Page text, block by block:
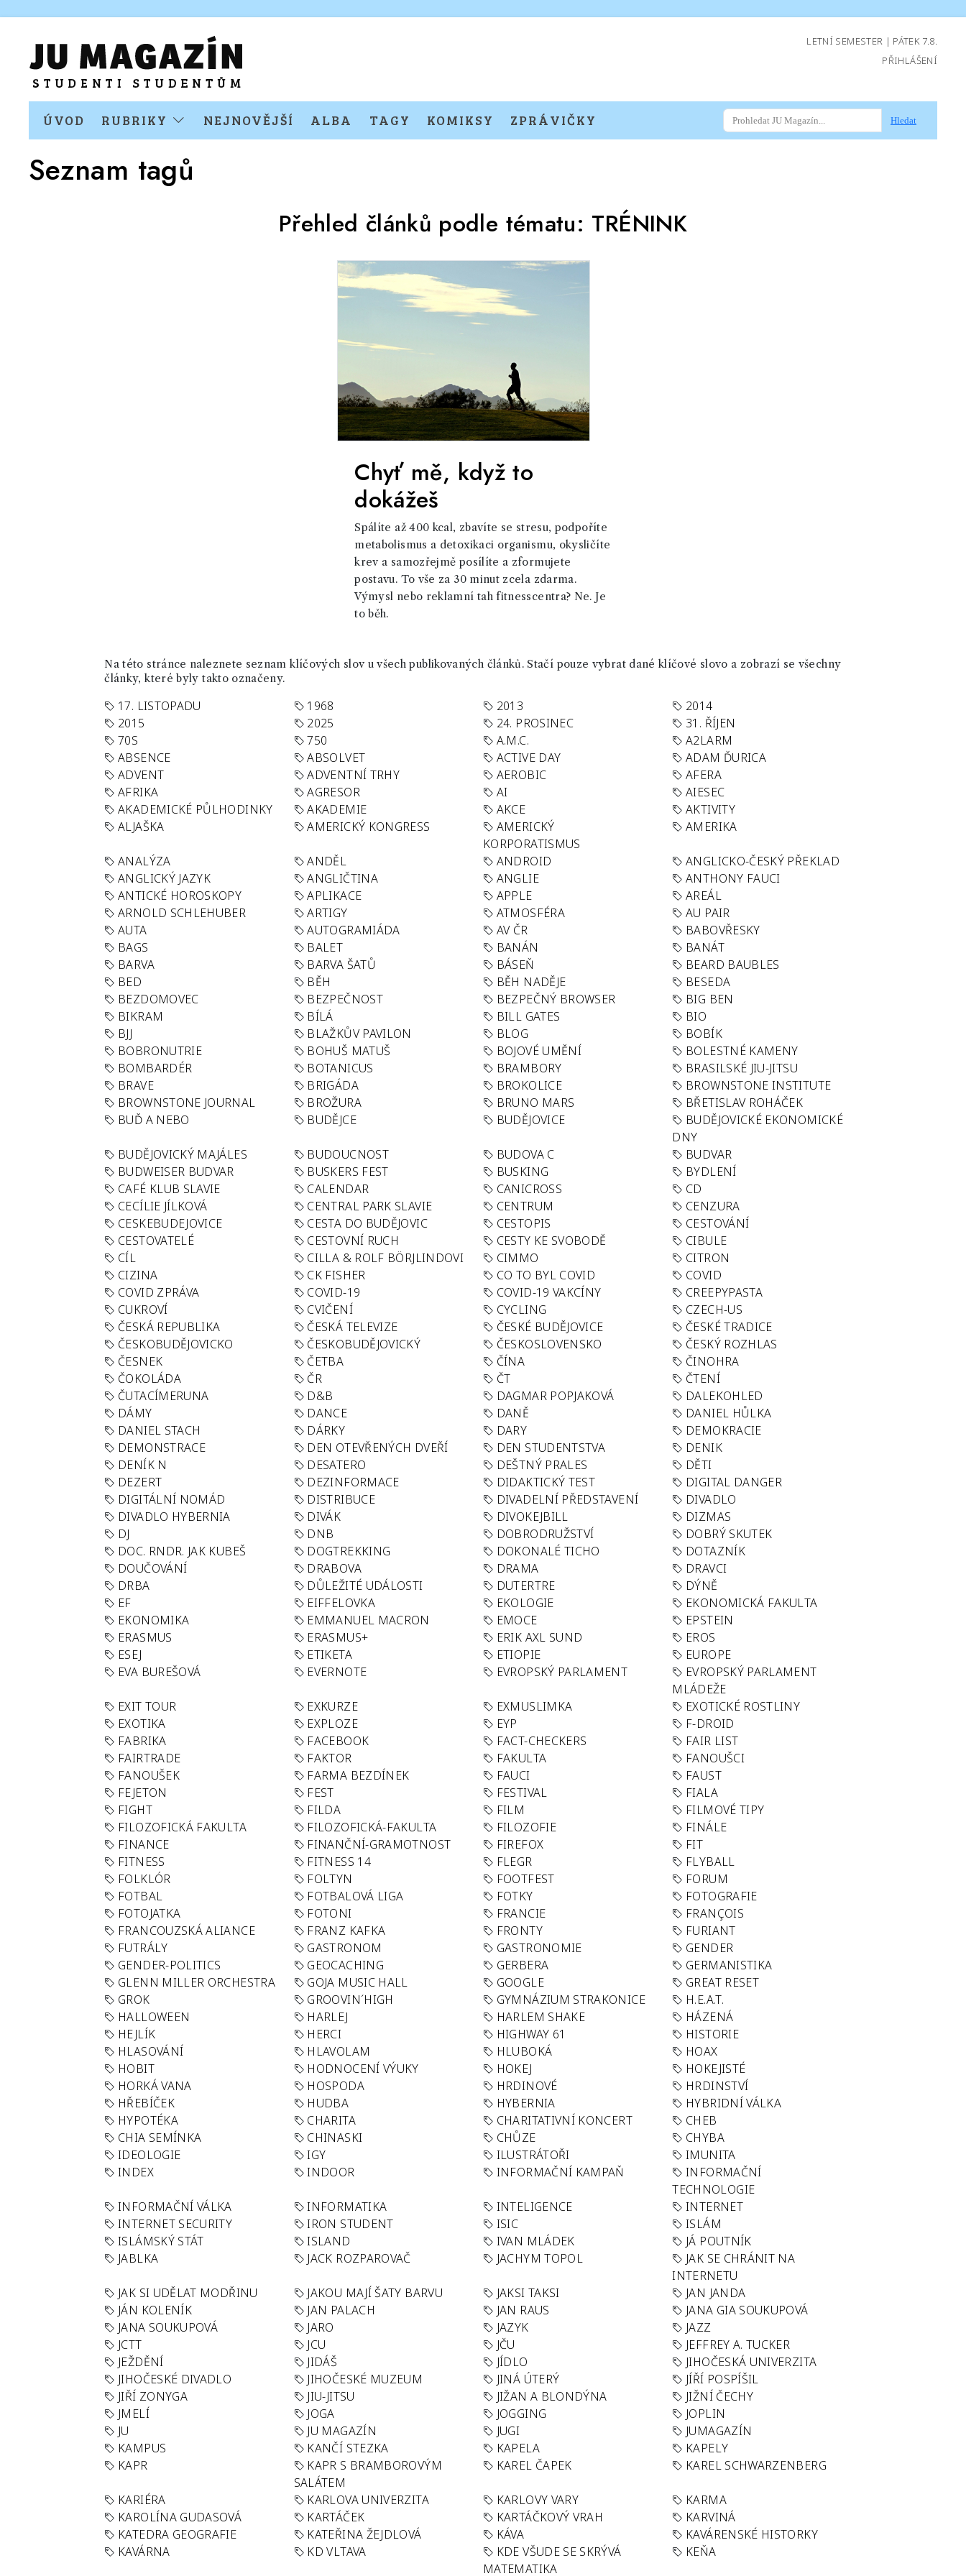
LETNÍ SEMESTER | PÁTEK 7.8.
PŘIHLÁŠENÍ
ÚVOD RUBRIKY NEJNOVĚJŠÍ ALBA TAGY KOMIKSY ZPRÁVIČKY Hledat
Seznam tagů
Přehled článků podle tématu: TRÉNINK
Chyť mě, když to
dokážeš
Spálíte až 400 kcal, zbavíte se stresu, podpoříte
metabolismus a detoxikaci organismu, okysličíte
krev a samozřejmě posílíte a zformujete
postavu. To vše za 30 minut zcela zdarma.
Výmysl nebo reklamní tah fitnesscentra? Ne. Je
to běh.
Na této stránce naleznete seznam klíčových slov u všech publikovaných článků. Stačí pouze vybrat dané klíčové slovo a zobrazí se všechny
články, které byly takto označeny.
17. LISTOPADU 1968 2013
2014
2015
2025 24. PROSINEC
31. ŘÍJEN
70S
750 A.M.C.
A2LARM
ABSENCE
ABSOLVET ACTIVE DAY
ADAM ĎURICA
ADVENT
ADVENTNÍ TRHY AEROBIC
AFERA
AFRIKA
AGRESOR AI
AIESEC
AKADEMICKÉ PŮLHODINKY
AKADEMIE AKCE
AKTIVITY
ALJAŠKA
AMERICKÝ KONGRESS
AMERICKÝ
KORPORATISMUS
AMERIKA
ANALÝZA ANDĚL ANDROID
ANGLICKO-ČESKÝ PŘEKLAD
ANGLICKÝ JAZYK
ANGLIČTINA ANGLIE
ANTHONY FAUCI
ANTICKÉ HOROSKOPY
APLIKACE APPLE
AREÁL
ARNOLD SCHLEHUBER
ARTIGY ATMOSFÉRA
AU PAIR
AUTA
AUTOGRAMIÁDA AV ČR
BABOVŘESKY
BAGS
BALET BANÁN
BANÁT
BARVA
BARVA ŠATŮ BÁSEŇ
BEARD BAUBLES
BED
BĚH BĚH NADĚJE
BESEDA
BEZDOMOVEC
BEZPEČNOST BEZPEČNÝ BROWSER
BIG BEN
BIKRAM
BÍLÁ BILL GATES
BIO
BJJ
BLAŽKŮV PAVILON BLOG
BOBÍK
BOBRONUTRIE
BOHUŠ MATUŠ BOJOVÉ UMĚNÍ
BOLESTNÉ KAMENY
BOMBARDÉR
BOTANICUS BRAMBORY
BRASILSKÉ JIU-JITSU
BRAVE
BRIGÁDA BROKOLICE
BROWNSTONE INSTITUTE
BROWNSTONE JOURNAL
BROŽURA BRUNO MARS
BŘETISLAV ROHÁČEK
BUĎ A NEBO
BUDĚJCE BUDĚJOVICE
BUDĚJOVICKÉ EKONOMICKÉ
DNY
BUDĚJOVICKÝ MAJÁLES
BUDOUCNOST BUDOVA C
BUDVAR
BUDWEISER BUDVAR
BUSKERS FEST BUSKING
BYDLENÍ
CAFÉ KLUB SLAVIE
CALENDAR CANICROSS
CD
CECÍLIE JÍLKOVÁ
CENTRAL PARK SLAVIE CENTRUM
CENZURA
CESKEBUDEJOVICE
CESTA DO BUDĚJOVIC CESTOPIS
CESTOVÁNÍ
CESTOVATELÉ
CESTOVNÍ RUCH CESTY KE SVOBODĚ
CIBULE
CÍL
CILLA & ROLF BÖRJLINDOVI CIMMO
CITRON
CIZINA
CK FISHER CO TO BYL COVID
COVID
COVID ZPRÁVA
COVID-19 COVID-19 VAKCÍNY
CREEPYPASTA
CUKROVÍ
CVIČENÍ CYCLING
CZECH-US
ČESKÁ REPUBLIKA
ČESKÁ TELEVIZE ČESKÉ BUDĚJOVICE
ČESKÉ TRADICE
ČESKOBUDĚJOVICKO
ČESKOBUDĚJOVICKÝ ČESKOSLOVENSKO
ČESKÝ ROZHLAS
ČESNEK
ČETBA ČÍNA
ČINOHRA
ČOKOLÁDA
ČR ČT
ČTENÍ
ČUTACÍMERUNA
D&B DAGMAR POPJAKOVÁ
DALEKOHLED
DÁMY
DANCE DANĚ
DANIEL HŮLKA
DANIEL STACH
DÁRKY DARY
DEMOKRACIE
DEMONSTRACE
DEN OTEVŘENÝCH DVEŘÍ DEN STUDENTSTVA
DENIK
DENÍK N
DESATERO DEŠTNÝ PRALES
DĚTI
DEZERT
DEZINFORMACE DIDAKTICKÝ TEST
DIGITAL DANGER
DIGITÁLNÍ NOMÁD
DISTRIBUCE DIVADELNÍ PŘEDSTAVENÍ
DIVADLO
DIVADLO HYBERNIA
DIVÁK DIVOKEJBILL
DIZMAS
DJ
DNB DOBRODRUŽSTVÍ
DOBRÝ SKUTEK
DOC. RNDR. JAK KUBEŠ
DOGTREKKING DOKONALÉ TICHO
DOTAZNÍK
DOUČOVÁNÍ
DRABOVA DRAMA
DRAVCI
DRBA
DŮLEŽITÉ UDÁLOSTI DUTERTRE
DÝNĚ
EF
EIFFELOVKA EKOLOGIE
EKONOMICKÁ FAKULTA
EKONOMIKA
EMMANUEL MACRON EMOCE
EPSTEIN
ERASMUS
ERASMUS+ ERIK AXL SUND
EROS
ESEJ
ETIKETA ETIOPIE
EUROPE
EVA BUREŠOVÁ
EVERNOTE EVROPSKÝ PARLAMENT
EVROPSKÝ PARLAMENT
MLÁDEŽE
EXIT TOUR
EXKURZE EXMUSLIMKA
EXOTICKÉ ROSTLINY
EXOTIKA
EXPLOZE EYP
F-DROID
FABRIKA
FACEBOOK FACT-CHECKERS
FAIR LIST
FAIRTRADE
FAKTOR FAKULTA
FANOUŠCI
FANOUŠEK
FARMA BEZDÍNEK FAUCI
FAUST
FEJETON
FEST FESTIVAL
FIALA
FIGHT
FILDA FILM
FILMOVÉ TIPY
FILOZOFICKÁ FAKULTA
FILOZOFICKÁ-FAKULTA FILOZOFIE
FINÁLE
FINANCE
FINANČNÍ-GRAMOTNOST FIREFOX
FIT
FITNESS
FITNESS 14 FLEGR
FLYBALL
FOLKLÓR
FOLTYN FOOTFEST
FORUM
FOTBAL
FOTBALOVÁ LIGA FOTKY
FOTOGRAFIE
FOTOJATKA
FOTONI FRANCIE
FRANÇOIS
FRANCOUZSKÁ ALIANCE
FRANZ KAFKA FRONTY
FURIANT
FUTRÁLY
GASTRONOM GASTRONOMIE
GENDER
GENDER-POLITICS
GEOCACHING GERBERA
GERMANISTIKA
GLENN MILLER ORCHESTRA
GOJA MUSIC HALL GOOGLE
GREAT RESET
GROK
GROOVIN´HIGH GYMNÁZIUM STRAKONICE
H.E.A.T.
HALLOWEEN
HARLEJ HARLEM SHAKE
HÁZENÁ
HEJLÍK
HERCI HIGHWAY 61
HISTORIE
HLASOVÁNÍ
HLAVOLAM HLUBOKÁ
HOAX
HOBIT
HODNOCENÍ VÝUKY HOKEJ
HOKEJISTÉ
HORKÁ VANA
HOSPODA HRDINOVÉ
HRDINSTVÍ
HŘEBÍČEK
HUDBA HYBERNIA
HYBRIDNÍ VÁLKA
HYPOTÉKA
CHARITA CHARITATIVNÍ KONCERT
CHEB
CHIA SEMÍNKA
CHINASKI CHŮZE
CHYBA
IDEOLOGIE
IGY ILUSTRÁTOŘI
IMUNITA
INDEX
INDOOR INFORMAČNÍ KAMPAŇ
INFORMAČNÍ
TECHNOLOGIE
INFORMAČNÍ VÁLKA
INFORMATIKA INTELIGENCE
INTERNET
INTERNET SECURITY
IRON STUDENT ISIC
ISLÁM
ISLÁMSKÝ STÁT
ISLAND IVAN MLÁDEK
JÁ POUTNÍK
JABLKA
JACK ROZPAROVAČ JACHYM TOPOL
JAK SE CHRÁNIT NA
INTERNETU
JAK SI UDĚLAT MODŘINU
JAKOU MAJÍ ŠATY BARVU JAKSI TAKSI
JAN JANDA
JÁN KOLENÍK
JAN PALACH JAN RAUS
JANA GIA SOUKUPOVÁ
JANA SOUKUPOVÁ
JARO JAZYK
JAZZ
JCTT
JCU JČU
JEFFREY A. TUCKER
JEŽDĚNÍ
JIDÁŠ JÍDLO
JIHOČESKÁ UNIVERZITA
JIHOČESKÉ DIVADLO
JIHOČESKÉ MUZEUM JINÁ ÚTERÝ
JÍŘÍ POSPÍŠIL
JIŘÍ ZONYGA
JIU-JITSU JIŽAN A BLONDÝNA
JIŽNÍ ČECHY
JMELÍ
JOGA JOGGING
JOPLIN
JU
JU MAGAZÍN JUGI
JUMAGAZÍN
KAMPUS
KANČÍ STEZKA KAPELA
KAPELY
KAPR
KAPR S BRAMBOROVÝM
SALÁTEM
KAREL ČAPEK KAREL SCHWARZENBERG
KARIÉRA KARLOVA UNIVERZITA KARLOVY VARY
KARMA
KAROLÍNA GUDASOVÁ
KARTÁČEK KARTÁČKOVÝ VRAH
KARVINÁ
KATEDRA GEOGRAFIE
KATEŘINA ŽEJDLOVÁ KÁVA
KAVÁRENSKÉ HISTORKY
KAVÁRNA
KD VLTAVA
KDE VŠUDE SE SKRÝVÁ
MATEMATIKA
KEŇA